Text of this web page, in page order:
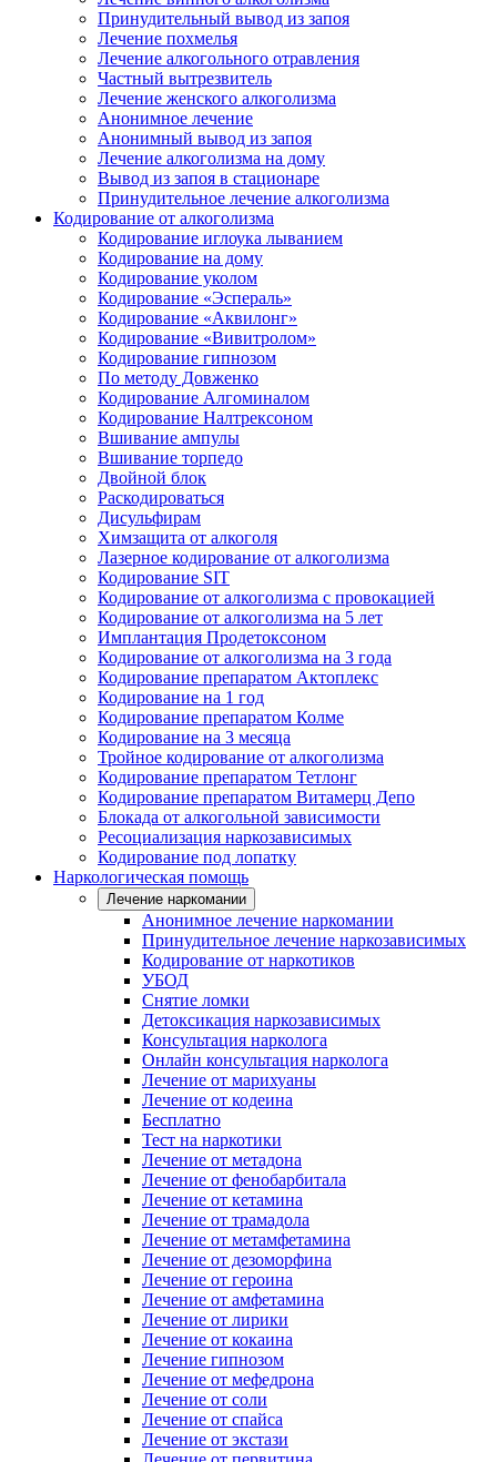
Принудительный вывод из запоя
Лечение похмелья
Лечение алкогольного отравления
Частный вытрезвитель
Лечение женского алкоголизма
Анонимное лечение
Анонимный вывод из запоя
Лечение алкоголизма на дому
Вывод из запоя в стационаре
Принудительное лечение алкоголизма
Кодирование от алкоголизма
Кодирование иглоука лыванием
Кодирование на дому
Кодирование уколом
Кодирование «Эспераль»
Кодирование «Аквилонг»
Кодирование «Вивитролом»
Кодирование гипнозом
По методу Довженко
Кодирование Алгоминалом
Кодирование Налтрексоном
Вшивание ампулы
Вшивание торпедо
Двойной блок
Раскодироваться
Дисульфирам
Химзащита от алкоголя
Лазерное кодирование от алкоголизма
Кодирование SIT
Кодирование от алкоголизма с провокацией
Кодирование от алкоголизма на 5 лет
Имплантация Продетоксоном
Кодирование от алкоголизма на 3 года
Кодирование препаратом Актоплекс
Кодирование на 1 год
Кодирование препаратом Колме
Кодирование на 3 месяца
Тройное кодирование от алкоголизма
Кодирование препаратом Тетлонг
Кодирование препаратом Витамерц Депо
Блокада от алкогольной зависимости
Ресоциализация наркозависимых
Кодирование под лопатку
Наркологическая помощь
Лечение наркомании
Анонимное лечение наркомании
Принудительное лечение наркозависимых
Кодирование от наркотиков
УБОД
Снятие ломки
Детоксикация наркозависимых
Консультация нарколога
Онлайн консультация нарколога
Лечение от марихуаны
Лечение от кодеина
Бесплатно
Тест на наркотики
Лечение от метадона
Лечение от фенобарбитала
Лечение от кетамина
Лечение от трамадола
Лечение от метамфетамина
Лечение от дезоморфина
Лечение от героина
Лечение от амфетамина
Лечение от лирики
Лечение от кокаина
Лечение гипнозом
Лечение от мефедрона
Лечение от соли
Лечение от спайса
Лечение от экстази